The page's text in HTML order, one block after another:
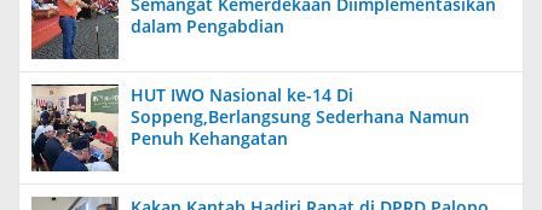
dalam Pengabdian
HUT IWO Nasional ke-14 Di
Soppeng,Berlangsung Sederhana Namun
Penuh Kehangatan